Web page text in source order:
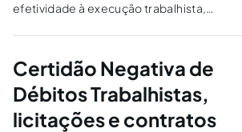
efetividade à execução trabalhista,
ponderar que a aplicação dessa regra nas
princípios próprios, vinculados ao Direito
Administrativo e à Constituição.
Certidão Negativa de
Débitos Trabalhistas,
licitações e contratos